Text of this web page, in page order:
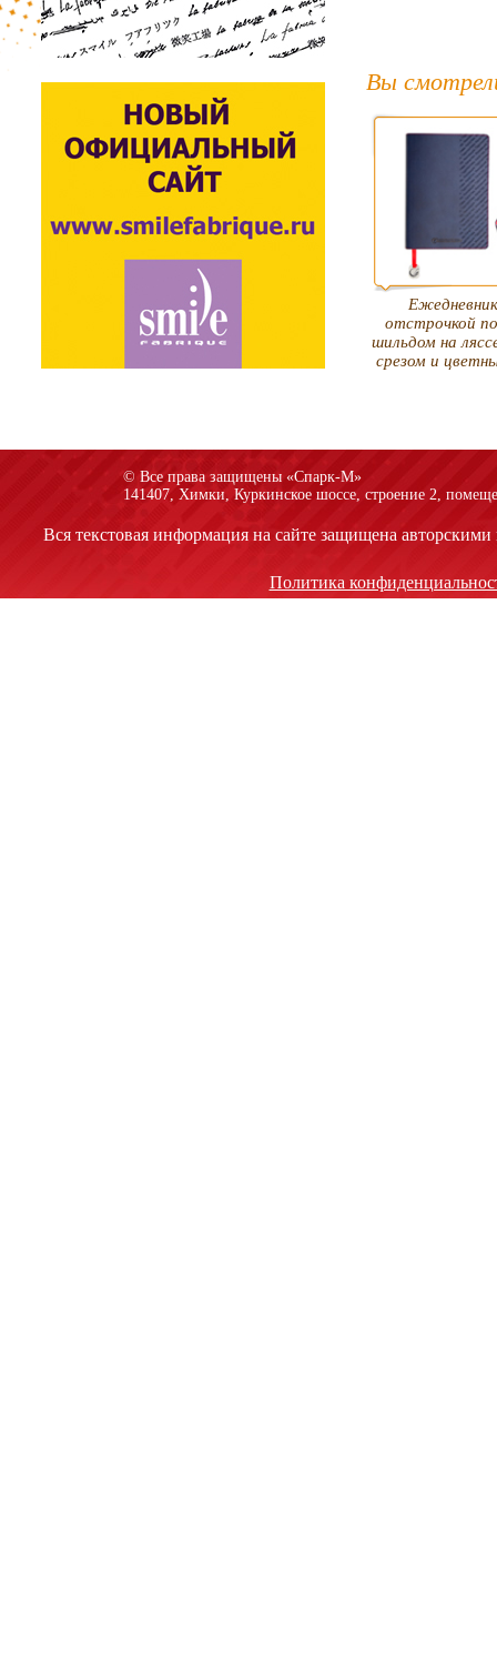
Вы
отстрочкой
шильдом на
срезом и
© Все права защищены «Спарк-M»
141407, Химки, Куркинское шоссе, строение 2,
Вся текстовая информация на сайте защищена
Политика